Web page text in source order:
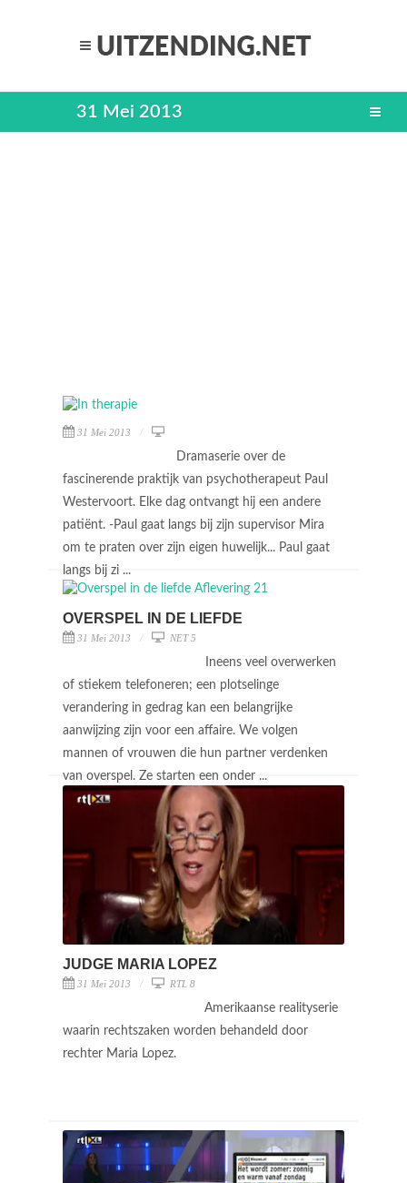
31 Mei 2013
31 Mei 2013
Dramaserie over de
fascinerende praktijk van psychotherapeut Paul
Westervoort. Elke dag ontvangt hij een andere
patiënt. -Paul gaat langs bij zijn supervisor Mira
om te praten over zijn eigen huwelijk... Paul gaat
langs bij zi ...
OVERSPEL IN DE LIEFDE
31 Mei 2013 NET 5
Ineens veel overwerken
of stiekem telefoneren; een plotselinge
verandering in gedrag kan een belangrijke
aanwijzing zijn voor een affaire. We volgen
mannen of vrouwen die hun partner verdenken
van overspel. Ze starten een onder ...
JUDGE MARIA LOPEZ
31 Mei 2013 RTL 8
Amerikaanse realityserie
waarin rechtszaken worden behandeld door
rechter Maria Lopez.